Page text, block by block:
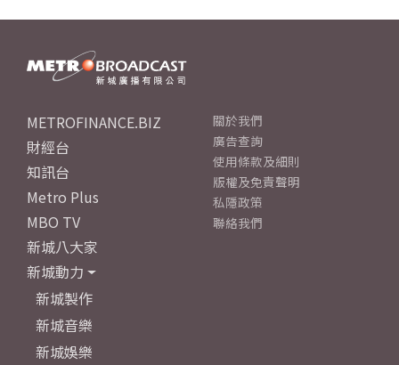
METROFINANCE.BIZ
財經台
知訊台
Metro Plus
MBO TV
新城八大家
新城動力
新城製作
新城音樂
新城娛樂
關於我們
廣告查詢
使用條款及細則
版權及免責聲明
私隱政策
聯絡我們